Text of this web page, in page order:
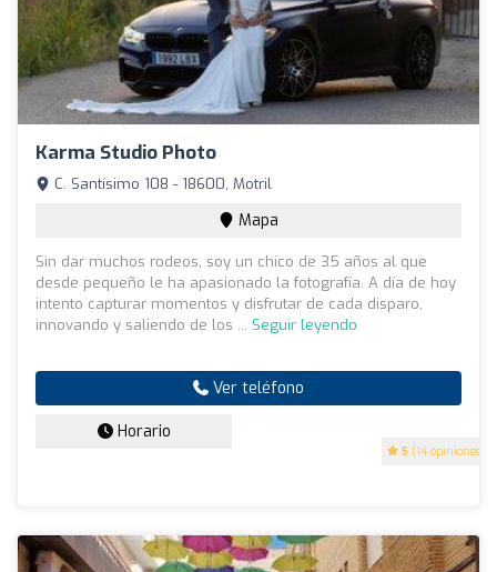
Karma Studio Photo
5 (14 opiniones)
C. Santísimo 108 - 18600, Motril
Mapa
Sin dar muchos rodeos, soy un chico de 35 años al que
desde pequeño le ha apasionado la fotografía. A día de hoy
intento capturar momentos y disfrutar de cada disparo,
innovando y saliendo de los ... Seguir leyendo
Ver teléfono
Horario